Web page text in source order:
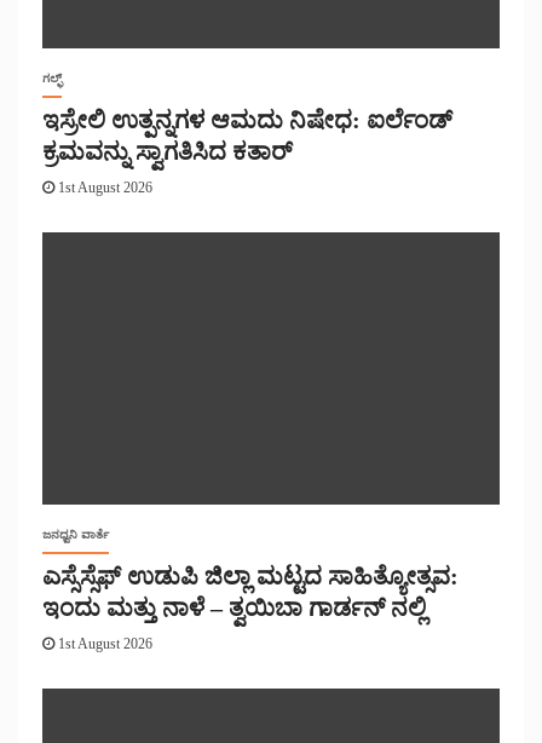
ಗಲ್ಫ್
ಇಸ್ರೇಲಿ ಉತ್ಪನ್ನಗಳ ಆಮದು ನಿಷೇಧ: ಐರ್ಲೆಂಡ್
ಕ್ರಮವನ್ನು ಸ್ವಾಗತಿಸಿದ ಕತಾರ್
1st August 2026
ಜನಧ್ವನಿ ವಾರ್ತೆ
ಎಸ್ಸೆಸ್ಸೆಫ್ ಉಡುಪಿ ಜಿಲ್ಲಾ ಮಟ್ಟದ ಸಾಹಿತ್ಯೋತ್ಸವ:
ಇಂದು ಮತ್ತು ನಾಳೆ – ತ್ವಯಿಬಾ ಗಾರ್ಡನ್ ನಲ್ಲಿ
1st August 2026